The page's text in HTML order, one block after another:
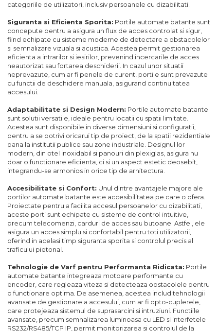
categoriile de utilizatori, inclusiv persoanele cu dizabilitati.
Siguranta si Eficienta Sporita: Portile automate batante sunt
concepute pentru a asigura un flux de acces controlat si sigur,
fiind echipate cu sisteme moderne de detectare a obstacolelor
si semnalizare vizuala si acustica. Acestea permit gestionarea
eficienta a intrarilor si iesirilor, prevenind incercarile de acces
neautorizat sau fortarea deschiderii. In cazul unor situatii
neprevazute, cum ar fi penele de curent, portile sunt prevazute
cu functii de deschidere manuala, asigurand continuitatea
accesului.
Adaptabilitate si Design Modern: Portile automate batante
sunt solutii versatile, ideale pentru locatii cu spatii limitate.
Acestea sunt disponibile in diverse dimensiuni si configuratii,
pentru a se potrivi oricarui tip de proiect, de la spatii rezidentiale
pana la institutii publice sau zone industriale. Designul lor
modern, din otel inoxidabil si panouri din plexiglas, asigura nu
doar o functionare eficienta, ci si un aspect estetic deosebit,
integrandu-se armonios in orice tip de arhitectura.
Accesibilitate si Confort: Unul dintre avantajele majore ale
portilor automate batante este accesibilitatea pe care o ofera.
Proiectate pentru a facilita accesul persoanelor cu dizabilitati,
aceste porti sunt echipate cu sisteme de control intuitive,
precum telecomenzi, carduri de acces sau butoane. Astfel, ele
asigura un acces simplu si confortabil pentru toti utilizatorii,
oferind in acelasi timp siguranta sporita si controlul precis al
traficului pietonal.
Tehnologie de Varf pentru Performanta Ridicata: Portile
automate batante integreaza motoare performante cu
encoder, care regleaza viteza si detecteaza obstacolele pentru
o functionare optima. De asemenea, acestea includ tehnologii
avansate de gestionare a accesului, cum ar fi opto-cuplerele,
care protejeaza sistemul de suprasarcini si intruziuni. Functiile
avansate, precum semnalizarea luminoasa cu LED si interfetele
RS232/RS485/TCP IP, permit monitorizarea si controlul de la